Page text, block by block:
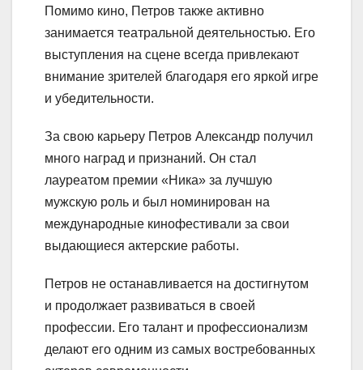
Помимо кино, Петров также активно
занимается театральной деятельностью. Его
выступления на сцене всегда привлекают
внимание зрителей благодаря его яркой игре
и убедительности.
За свою карьеру Петров Александр получил
много наград и признаний. Он стал
лауреатом премии «Ника» за лучшую
мужскую роль и был номинирован на
международные кинофестивали за свои
выдающиеся актерские работы.
Петров не останавливается на достигнутом
и продолжает развиваться в своей
профессии. Его талант и профессионализм
делают его одним из самых востребованных